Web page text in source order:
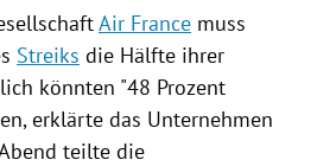
Air France muss
Streiks die Hälfte ihrer
könnten "48 Prozent
erklärte das Unternehmen
teilte die